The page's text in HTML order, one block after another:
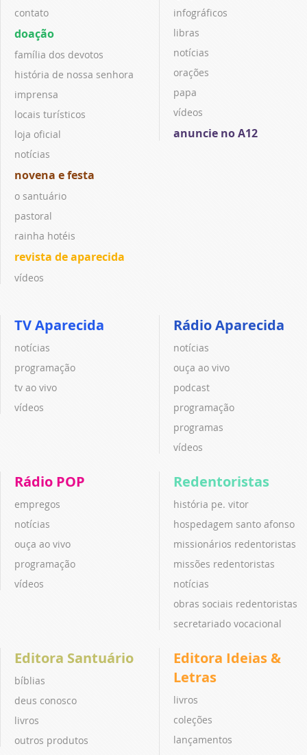
contato
doação
família dos devotos
história de nossa senhora
imprensa
locais turísticos
loja oficial
notícias
novena e festa
o santuário
pastoral
rainha hotéis
revista de aparecida
vídeos
infográficos
libras
notícias
orações
papa
vídeos
anuncie no A12
TV Aparecida
notícias
programação
tv ao vivo
vídeos
Rádio Aparecida
notícias
ouça ao vivo
podcast
programação
programas
vídeos
Rádio POP
empregos
notícias
ouça ao vivo
programação
vídeos
Redentoristas
história pe. vitor
hospedagem santo afonso
missionários redentoristas
missões redentoristas
notícias
obras sociais redentoristas
secretariado vocacional
Editora Santuário
bíblias
deus conosco
livros
outros produtos
Editora Ideias &
Letras
livros
coleções
lançamentos